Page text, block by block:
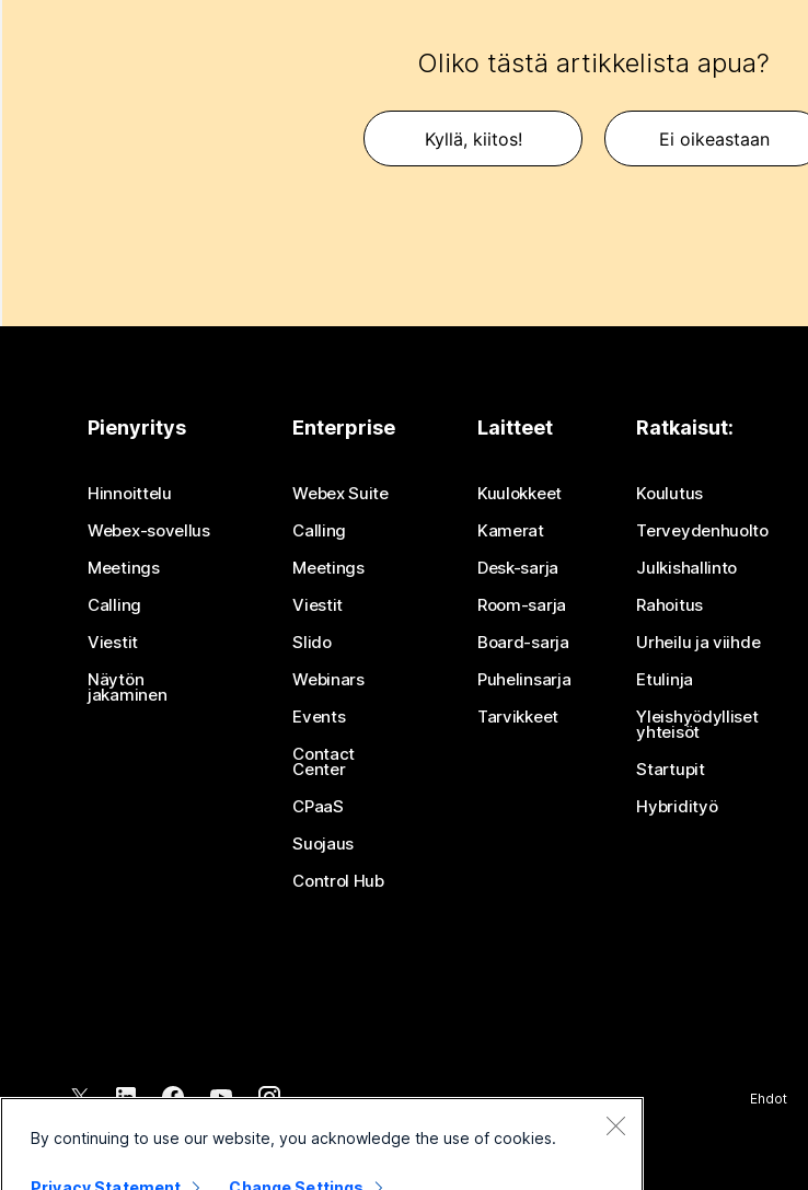
Oliko tästä artikkelista apua?
Kyllä, kiitos! Ei oikeastaan
Pienyritys
Hinnoittelu
Webex-sovellus
Meetings
Calling
Viestit
Näytön
jakaminen
Enterprise
Webex Suite
Calling
Meetings
Viestit
Slido
Webinars
Events
Contact
Center
CPaaS
Suojaus
Control Hub
Laitteet
Kuulokkeet
Kamerat
Desk-sarja
Room-sarja
Board-sarja
Puhelinsarja
Tarvikkeet
Ratkaisut:
Koulutus
Terveydenhuolto
Julkishallinto
Rahoitus
Urheilu ja viihde
Etulinja
Yleishyödylliset
yhteisöt
Startupit
Hybridityö
2026 Cisco ja/tai sen tytäryhtiöt. Kaikki oikeudet pidätetään.
Ehdot
By continuing to use our website, you acknowledge the use of cookies.